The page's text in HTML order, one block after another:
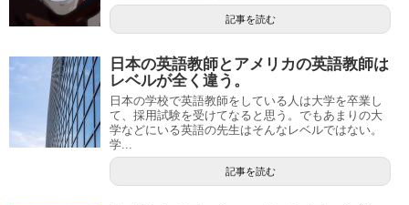
記事を読む
日本の英語教師とアメリカの英語教師は
レベルが全く違う。
日本の学校で英語教師をしている人は大学を卒業し
て、採用試験を受けてなると思う。でもあまりの大
学などにいる英語の先生はそんなレベルではない。
学...
記事を読む